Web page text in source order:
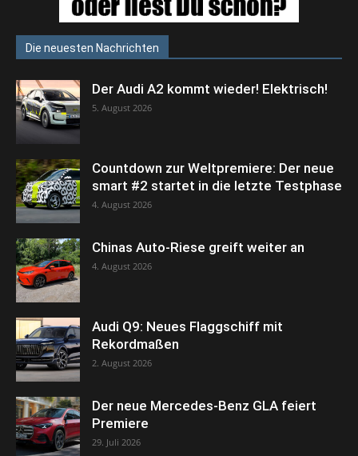
Die neuesten Nachrichten
Der Audi A2 kommt wieder! Elektrisch!
5. August 2026
Countdown zur Weltpremiere: Der neue
smart #2 startet in die letzte Testphase
4. August 2026
Chinas Auto-Riese greift weiter an
4. August 2026
Audi Q9: Neues Flaggschiff mit
Rekordmaßen
2. August 2026
Der neue Mercedes-Benz GLA feiert
Premiere
29. Juli 2026